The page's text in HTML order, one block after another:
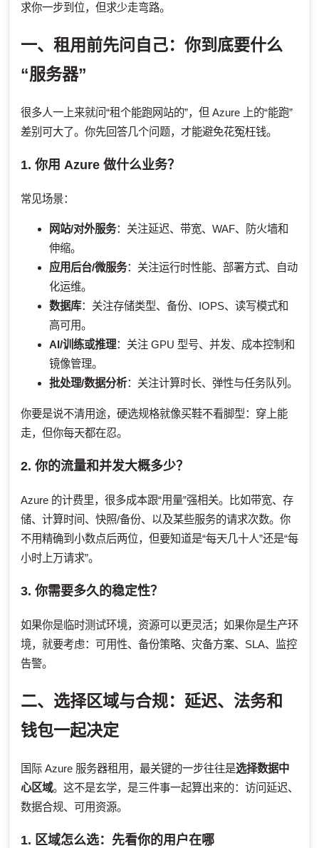
求你一步到位，但求少走弯路。
一、租用前先问自己：你到底要什么
“服务器”
很多人一上来就问“租个能跑网站的”，但 Azure 上的“能跑”
差别可大了。你先回答几个问题，才能避免花冤枉钱。
1. 你用 Azure 做什么业务？
常见场景：
网站/对外服务：关注延迟、带宽、WAF、防火墙和
伸缩。
应用后台/微服务：关注运行时性能、部署方式、自动
化运维。
数据库：关注存储类型、备份、IOPS、读写模式和
高可用。
AI/训练或推理：关注 GPU 型号、并发、成本控制和
镜像管理。
批处理/数据分析：关注计算时长、弹性与任务队列。
你要是说不清用途，硬选规格就像买鞋不看脚型：穿上能
走，但你每天都在忍。
2. 你的流量和并发大概多少？
Azure 的计费里，很多成本跟“用量”强相关。比如带宽、存
储、计算时间、快照/备份、以及某些服务的请求次数。你
不用精确到小数点后两位，但要知道是“每天几十人”还是“每
小时上万请求”。
3. 你需要多久的稳定性？
如果你是临时测试环境，资源可以更灵活；如果你是生产环
境，就要考虑：可用性、备份策略、灾备方案、SLA、监控
告警。
二、选择区域与合规：延迟、法务和
钱包一起决定
国际 Azure 服务器租用，最关键的一步往往是选择数据中
心区域。这不是玄学，是三件事一起算出来的：访问延迟、
数据合规、可用资源。
1. 区域怎么选：先看你的用户在哪